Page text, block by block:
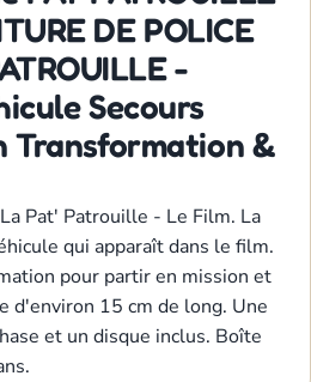
DE POLICE
-
Secours
Transformation &
Pat' Patrouille - Le Film. La
qui apparaît dans le film.
pour partir en mission et
d'environ 15 cm de long. Une
et un disque inclus. Boîte